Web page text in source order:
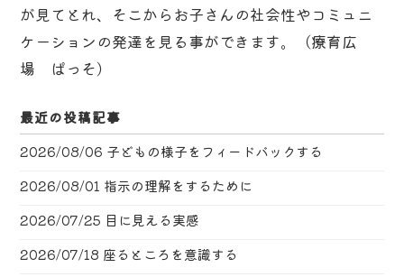
が見てとれ、そこからお子さんの社会性やコミュニ
ケーションの発達を見る事ができます。（療育広
場 ぱっそ）
最近の投稿記事
2026/08/06 子どもの様子をフィードバックする
2026/08/01 指示の理解をするために
2026/07/25 目に見える実感
2026/07/18 座るところを意識する